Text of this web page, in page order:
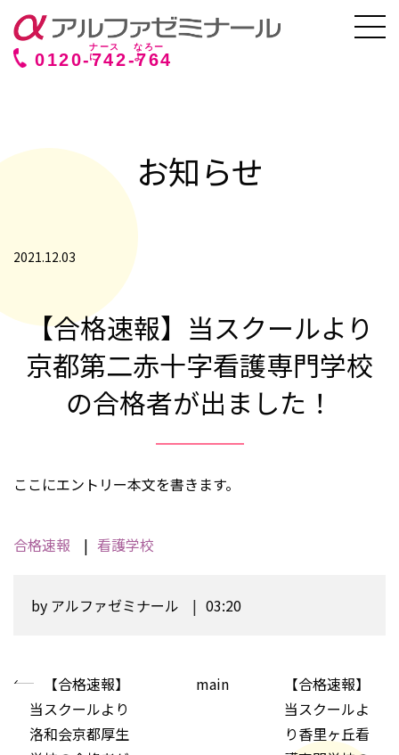
0120-742-764
お知らせ
2021.12.03
【合格速報】当スクールより
京都第二赤十字看護専門学校
の合格者が出ました！
ここにエントリー本文を書きます。
合格速報 看護学校
by アルファゼミナール 03:20
«
【合格速報】
当スクールより
洛和会京都厚生
main
【合格速報】
当スクールよ
り香里ヶ丘看